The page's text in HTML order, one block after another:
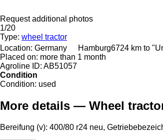
Request additional photos
1/20
Type: wheel tractor
Location: Germany Hamburg6724 km to
Placed on: more than 1 month
Agroline ID: AB51057
Condition
Condition: used
More details — Wheel
Bereifung ​​​​​​​​​‌‌​​​​‌​​​​​​​​​‌‌‌​‌​‌​​​​​​​​​‌‌‌​‌​​​​​​​​​​​‌‌​‌‌‌‌​​​​​​​​​‌‌​‌‌​​​​​​​​​​​‌‌​‌​​‌​​​​​​​​​‌‌​‌‌‌​​​​​​​​​​‌‌​​‌​‌(v): 400/80 r24 neu,